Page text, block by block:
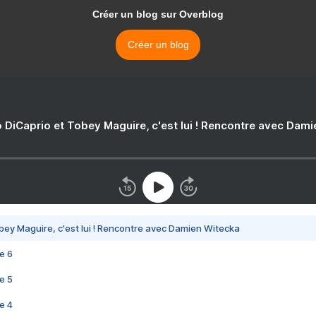
Créer un blog sur Overblog
Créer un blog
DiCaprio et Tobey Maguire, c'est lui ! Rencontre avec
Maguire, c'est lui ! Rencontre avec Damien Witecka
6
5
4